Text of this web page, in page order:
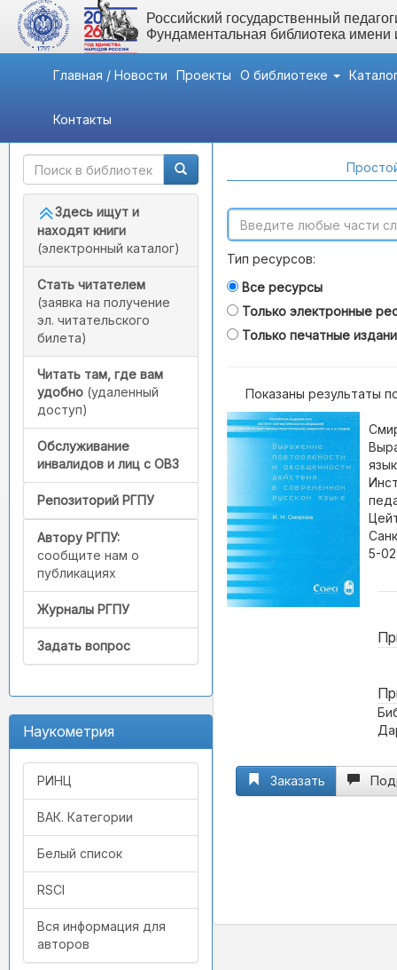
Российский государственный
Фундаментальная библиотека
Главная / Новости Проекты О библиотеке
Контакты
Быстрый доступ
Здесь ищут и
находят книги
(электронный каталог)
Стать читателем
(заявка на получение
эл. читательского
билета)
Читать там, где вам
удобно (удаленный
доступ)
Обслуживание
инвалидов и лиц с ОВЗ
Репозиторий РГПУ
Автору РГПУ:
сообщите нам о
публикациях
Журналы РГПУ
Задать вопрос
Наукометрия
РИНЦ
ВАК. Категории
Белый список
RSCI
Вся информация для
авторов
Тип ресурсов:
Все ресурсы
Только электронные
Только печатные
Показаны результаты
5-
Заказать